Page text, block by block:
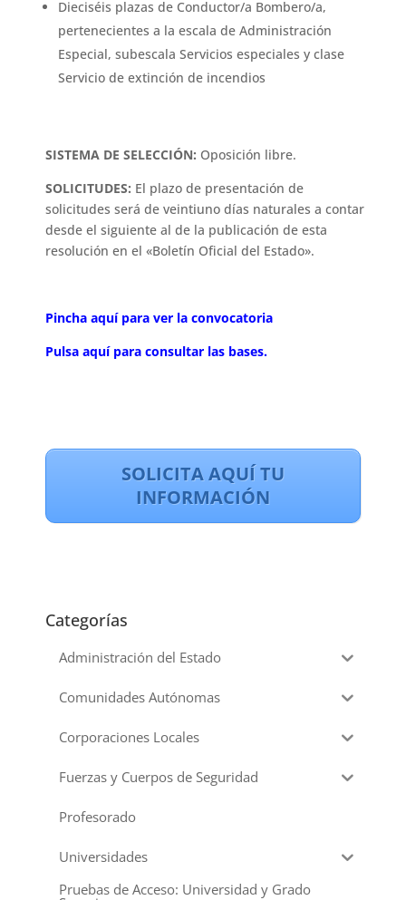
Dieciséis plazas de Conductor/a Bombero/a,
pertenecientes a la escala de Administración
Especial, subescala Servicios especiales y clase
Servicio de extinción de incendios
SISTEMA DE SELECCIÓN: Oposición libre.
SOLICITUDES: El plazo de presentación de
solicitudes será de veintiuno días naturales a contar
desde el siguiente al de la publicación de esta
resolución en el «Boletín Oficial del Estado».
Pincha aquí para ver la convocatoria
Pulsa aquí para consultar las bases.
SOLICITA AQUÍ TU
INFORMACIÓN
Categorías
Administración del Estado
Comunidades Autónomas
Corporaciones Locales
Fuerzas y Cuerpos de Seguridad
Profesorado
Universidades
Pruebas de Acceso: Universidad y Grado